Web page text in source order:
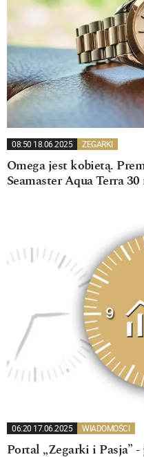
08:50 18.06.2025 ZEGARKI
Omega jest kobietą.
Seamaster Aqua Terra 30
06:20 17.06.2025 WIADOMOŚCI
Portal „Zegarki i Pasja”